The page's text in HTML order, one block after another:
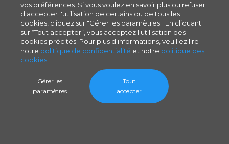
vos préférences. Si vous voulez en savoir plus ou refuser
d'accepter l'utilisation de certains ou de tous les
cookies, cliquez sur "Gérer les paramètres". En cliquant
sur “Tout accepter”, vous acceptez l'utilisation des
cookies précités. Pour plus d'informations, veuillez lire
notre politique de confidentialité et notre politique des
cookies
Gérer les
paramètres
Tout
accepter